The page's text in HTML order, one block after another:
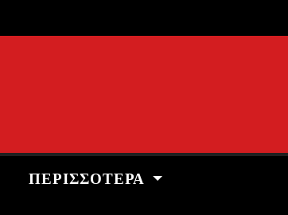
ΠΕΡΙΣΣΌΤΕΡΑ